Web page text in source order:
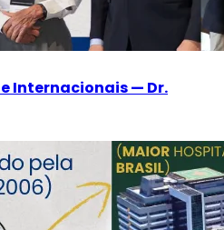
Internacionais — Dr.